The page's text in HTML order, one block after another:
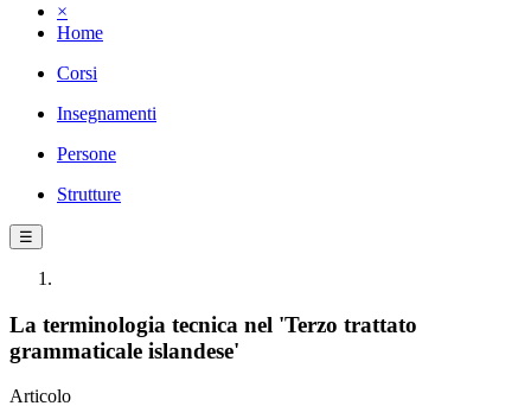
×
Home
Corsi
Insegnamenti
Persone
Strutture
☰
La terminologia tecnica nel 'Terzo trattato
grammaticale islandese'
Articolo